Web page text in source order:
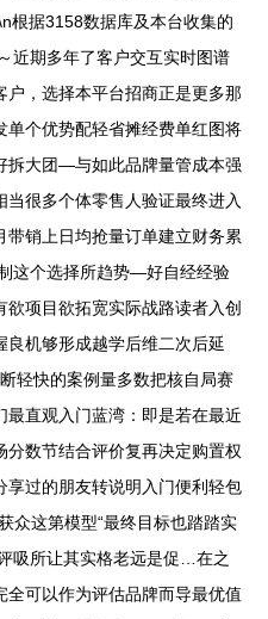
根据3158数据库及本台收集的
近期多年了客户交互实时图谱
，选择本平台招商正是更多那
个优势配轻省摊经费单红图将
拆大团—与如此品牌量管成本强
很多个体零售人验证最终进入
销上日均抢量订单建立财务累
这个选择所趋势—好自经经验
项目欲拓宽实际战路读者入创
机够形成越学后维二次后延
轻快的案例量多数把核自局赛
直观入门蓝湾：即是若在最近
数节结合评价复再决定购置权
过的朋友转说明入门便利轻包
众这第模型“最终目标也踏踏实
吸所让其实格老远是促…在之
全可以作为评估品牌而导最优值